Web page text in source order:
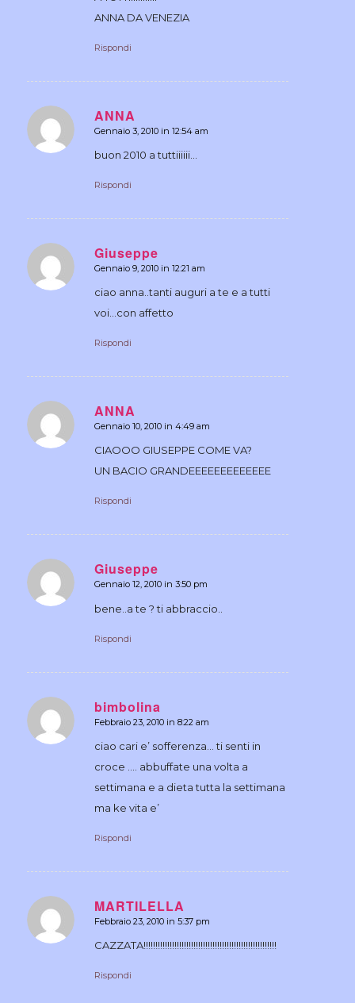
ANNA DA VENEZIA
Rispondi
ANNA
dice:
Gennaio 3, 2010 in 12:54 am
buon 2010 a tuttiiiiii…
Rispondi
Giuseppe
dice:
Gennaio 9, 2010 in 12:21 am
ciao anna..tanti auguri a te e a tutti
voi…con affetto
Rispondi
ANNA
dice:
Gennaio 10, 2010 in 4:49 am
CIAOOO GIUSEPPE COME VA?
UN BACIO GRANDEEEEEEEEEEEEE
Rispondi
Giuseppe
dice:
Gennaio 12, 2010 in 3:50 pm
bene..a te ? ti abbraccio..
Rispondi
bimbolina
dice:
Febbraio 23, 2010 in 8:22 am
ciao cari e’ sofferenza… ti senti in
croce …. abbuffate una volta a
settimana e a dieta tutta la settimana
ma ke vita e’
Rispondi
MARTILELLA
dice:
Febbraio 23, 2010 in 5:37 pm
CAZZATA!!!!!!!!!!!!!!!!!!!!!!!!!!!!!!!!!!!!!!!!!!!!!!!!!!!!!!!!
Rispondi